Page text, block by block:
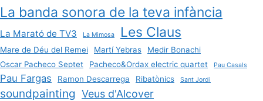
La banda sonora de la teva infància
La Marató de TV3 La Mimosa Les Claus
Mare de Déu del Remei Martí Yebras
Medir Bonachi
Oscar Pacheco Septet
Pacheco&Ordax electric quartet Pau Casals
Pau Fargas Ramon Descarrega Ribatònics Sant Jordi
soundpainting Veus d'Alcover